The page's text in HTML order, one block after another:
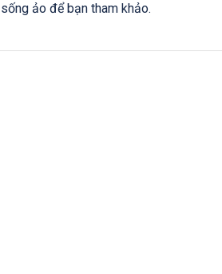
ảo để bạn tham khảo.